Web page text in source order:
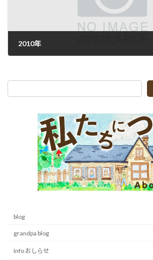
2010年
blog
grandpa blog
Info おしらせ